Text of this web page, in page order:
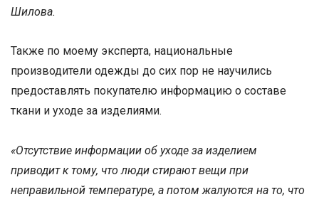
Шилова.
Также по моему эксперта, национальные
производители одежды до сих пор не научились
предоставлять покупателю информацию о составе
ткани и уходе за изделиями.
«Отсутствие информации об уходе за изделием
приводит к тому, что люди стирают вещи при
неправильной температуре, а потом жалуются на то, что